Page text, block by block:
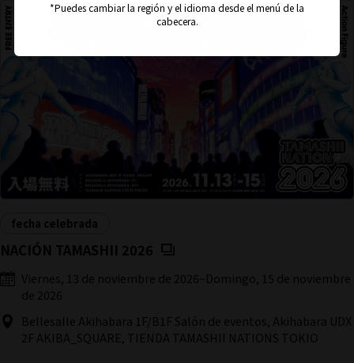
NACIÓN TAMASHII 2026 (Se abre en una pestaña
fecha celebrada
Viernes, 13 de noviembre de 2026 ~Domingo, 15 de noviembre
de 2026
Bellesalle Akihabara 1F/B1F Salón de eventos, Akihabara UDX
2F AKIBA_SQUARE, TIENDA TAMASHII NATIONS TOKIO
*Puedes cambiar la región y el idioma desde el menú de la
cabecera.